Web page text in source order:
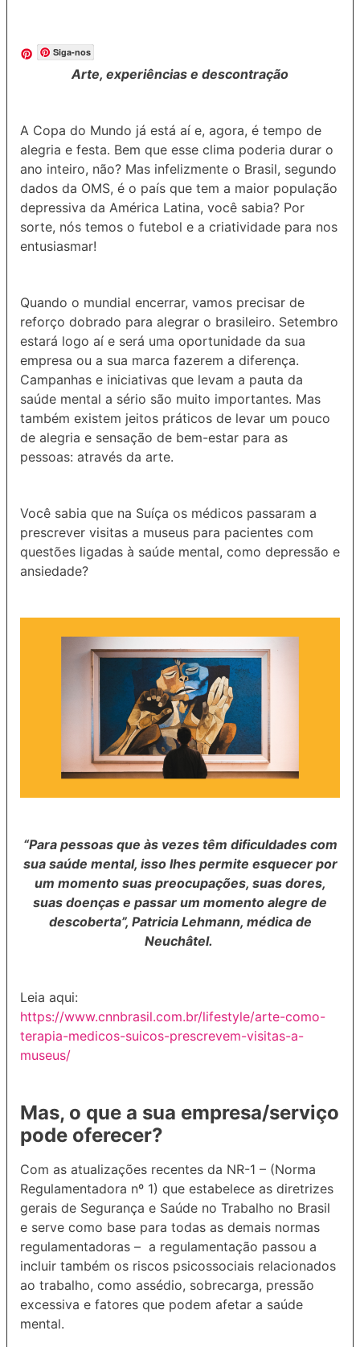
Siga-nos
Arte, experiências e descontração
A Copa do Mundo já está aí e, agora, é tempo de
alegria e festa. Bem que esse clima poderia durar o
ano inteiro, não? Mas infelizmente o Brasil, segundo
dados da OMS, é o país que tem a maior população
depressiva da América Latina, você sabia? Por
sorte, nós temos o futebol e a criatividade para nos
entusiasmar!
Quando o mundial encerrar, vamos precisar de
reforço dobrado para alegrar o brasileiro. Setembro
estará logo aí e será uma oportunidade da sua
empresa ou a sua marca fazerem a diferença.
Campanhas e iniciativas que levam a pauta da
saúde mental a sério são muito importantes. Mas
também existem jeitos práticos de levar um pouco
de alegria e sensação de bem-estar para as
pessoas: através da arte.
Você sabia que na Suíça os médicos passaram a
prescrever visitas a museus para pacientes com
questões ligadas à saúde mental, como depressão e
ansiedade?
“Para pessoas que às vezes têm dificuldades com
sua saúde mental, isso lhes permite esquecer por
um momento suas preocupações, suas dores,
suas doenças e passar um momento alegre de
descoberta”, Patricia Lehmann, médica de
Neuchâtel.
Leia aqui:
https://www.cnnbrasil.com.br/lifestyle/arte-como-
terapia-medicos-suicos-prescrevem-visitas-a-
museus/
Mas, o que a sua empresa/serviço
pode oferecer?
Com as atualizações recentes da NR-1 – (Norma
Regulamentadora nº 1) que estabelece as diretrizes
gerais de Segurança e Saúde no Trabalho no Brasil
e serve como base para todas as demais normas
regulamentadoras – a regulamentação passou a
incluir também os riscos psicossociais relacionados
ao trabalho, como assédio, sobrecarga, pressão
excessiva e fatores que podem afetar a saúde
mental.